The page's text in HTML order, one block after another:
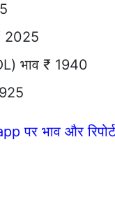
2025
भाव ₹ 1940
पर भाव और